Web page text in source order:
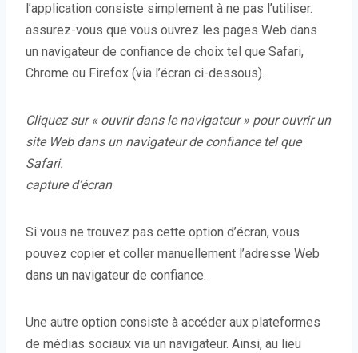
l’application consiste simplement à ne pas l’utiliser.
assurez-vous que vous ouvrez les pages Web dans
un navigateur de confiance de choix tel que Safari,
Chrome ou Firefox (via l’écran ci-dessous).
Cliquez sur « ouvrir dans le navigateur » pour ouvrir un
site Web dans un navigateur de confiance tel que
Safari.
capture d’écran
Si vous ne trouvez pas cette option d’écran, vous
pouvez copier et coller manuellement l’adresse Web
dans un navigateur de confiance.
Une autre option consiste à accéder aux plateformes
de médias sociaux via un navigateur. Ainsi, au lieu